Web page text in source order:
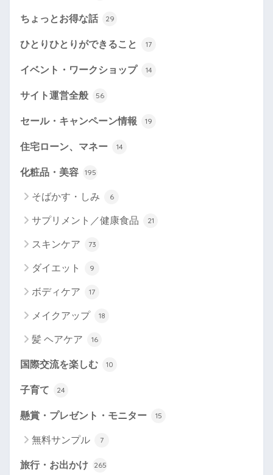
ちょっとお得な話 29
ひとりひとりができること 17
イベント・ワークショップ 14
サイト運営全般 56
セール・キャンペーン情報 19
住宅ローン、マネー 14
化粧品・美容 195
そばかす・しみ 6
サプリメント／健康食品 21
スキンケア 73
ダイエット 9
ボディケア 17
メイクアップ 18
髪 ヘアケア 16
国際交流を楽しむ 10
子育て 24
懸賞・プレゼント・モニター 15
無料サンプル 7
旅行・お出かけ 265